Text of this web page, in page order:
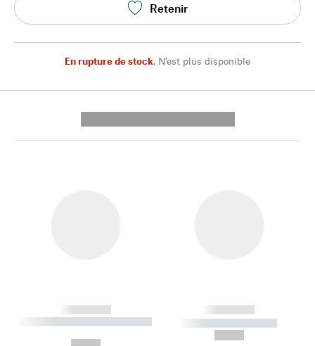
Retenir
En rupture de stock, N'est plus disponible
------------
----------- ----------- --------
------------
----------- -----------